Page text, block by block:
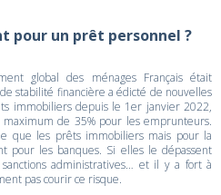
pour un prêt personnel ?
global des ménages Français était
stabilité financière a édicté de nouvelles
immobiliers depuis le 1er janvier 2022,
de 35% pour les emprunteurs.
que les prêts immobiliers mais pour la
pour les banques. Si elles le dépassent
administratives… et il y a fort à
pas courir ce risque.